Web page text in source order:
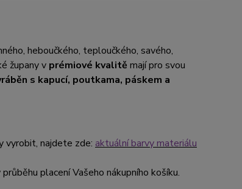
heboučkého, teploučkého, savého,
župany v prémiové kvalitě mají pro svou
s kapucí, poutkama, páskem a
vyrobit, najdete zde: aktuální barvy materiálu
placení Vašeho nákupního košíku.